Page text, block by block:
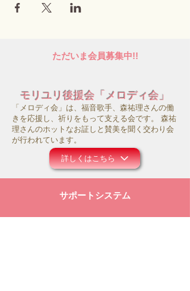
ただいま会員募集中!!
モリユリ後援会「メロディ会」
「メロディ会」は、福音歌手、森祐理さんの働
きを応援し、祈りをもって支える会です。 森祐
理さんのホットなお証しと賛美を聞く交わり会
が行われています。
詳しくはこちら
サポートシステム